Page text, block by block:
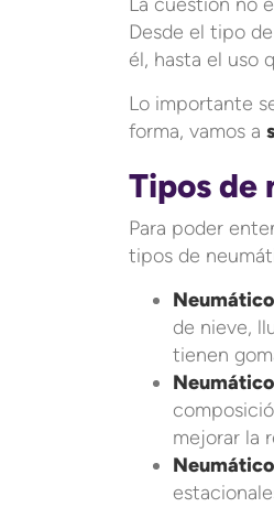
Desde el tipo
él, hasta el uso
Lo importante
forma, vamos a
Tipos de
Para poder
tipos de
de nieve,
tienen
mejorar la